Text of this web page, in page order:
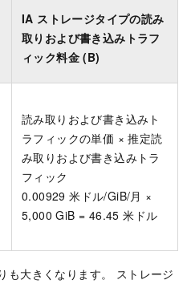
IA ストレージタイプの読み
取りおよび書き込みトラフ
ィック料金 (B)
読み取りおよび書き込みト
ラフィックの単価 × 推定読
み取りおよび書き込みトラ
フィック
0.00929 米ドル/GiB/月 ×
5,000 GiB = 46.45 米ドル
も大きくなります。 ストレージ